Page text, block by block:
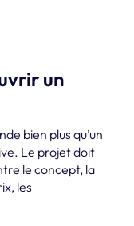
un
bien plus qu’un
Le projet doit
le concept, la
les